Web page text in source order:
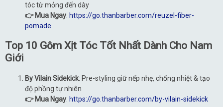
tóc từ mỏng đến dày
👉 Mua Ngay: https://go.thanbarber.com/reuzel-fiber-
pomade
Top 10 Gôm Xịt Tóc Tốt Nhất Dành Cho Nam
Giới
By Vilain Sidekick: Pre-styling giữ nếp nhẹ, chống nhiệt & tạo
độ phồng tự nhiên
👉 Mua Ngay: https://go.thanbarber.com/by-vilain-sidekick